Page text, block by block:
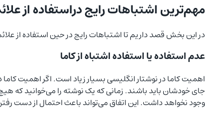
مهم‌ترین اشتباهات رایج دراستفاده از
در این بخش قصد داریم تا اشتباهات رایج در حین استفاده از
عدم استفاده یا استفاده‌ اشتباه از کاما
اهمیت کاما در نوشتار انگلیسی بسیار زیاد است. اگر اهمیت
جای خودشان باید باشند. زمانی که یک نوشته را می‌خوانید
وجود نخواهد داشت. این اتفاق می‌تواند باعث احتمال از دست